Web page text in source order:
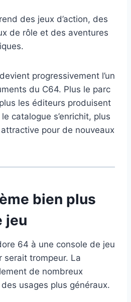
des jeux d’action, des
de rôle et des aventures
progressivement l’un
du C64. Plus le parc
les éditeurs produisent
catalogue s’enrichit, plus
pour de nouveaux
bien plus
jeu
64 à une console de jeu
serait trompeur. La
de nombreux
usages plus généraux.